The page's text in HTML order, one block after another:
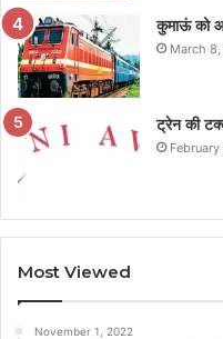
कुमाऊं को
March
ट्रेन की
Most Viewed
November 1, 2022